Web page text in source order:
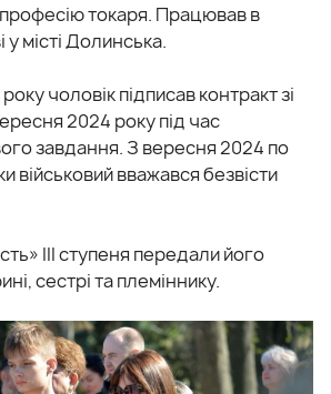
токаря. Працював в
у місті Долинська.
чоловік підписав контракт зі
2024 року під час
завдання. З вересня 2024 по
військовий вважався безвісти
ІІІ ступеня передали його
сестрі та племіннику.